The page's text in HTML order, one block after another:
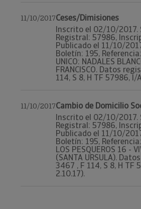
11/10/2017Ceses/Dimisiones
Inscrito el 02/10/2017.
Registral: 57986,
Publicado el 11/10/
Boletín: 195,
UNICO: NADALES
FRANCISCO. Datos
114, S 8, H TF 57986, I/
11/10/2017Cambio de Domicilio
Inscrito el 02/10/2017.
Registral: 57986,
Publicado el 11/10/
Boletín: 195,
LOS PESQUEROS 16 -
(SANTA URSULA).
3467 , F 114, S 8, H TF
2.10.17).